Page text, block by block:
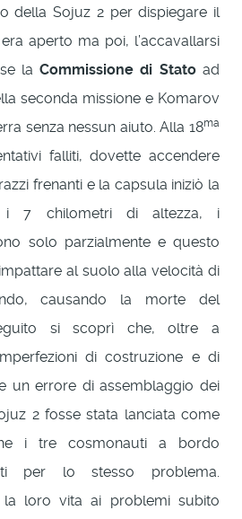
della Sojuz 2 per dispiegare il
aperto ma poi, l’accavallarsi
laCommissione di Statoad
seconda missione e Komarov
senza nessun aiuto. Alla 18ma
falliti, dovette accendere
frenanti e la capsula iniziò la
i 7 chilometri di altezza, i
solo parzialmente e questo
al suolo alla velocità di
causando la morte del
si scoprì che, oltre a
di costruzione e di
un errore di assemblaggio dei
2 fosse stata lanciata come
i tre cosmonauti a bordo
per lo stesso problema.
la loro vita ai problemi subito